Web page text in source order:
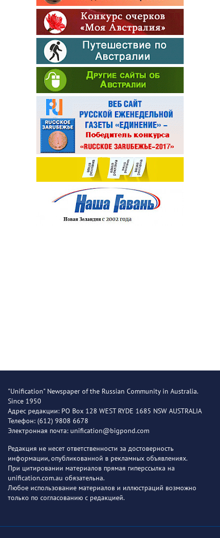
"Unification" Newspaper of the Russian Community in Australia.
Since 1950
Адрес редакции: PO Box 128 WEST RYDE 1685 NSW AUSTRALIA
Телефон: (612) 9808 6678
Электронная почта: unification@bigpond.com
Редакция не несет ответственности за достоверность
информации, опубликованной в рекламных объявлениях.
При цитировании материалов прямая гиперссылка на
unification.com.au обязательна.
Любое использование материалов и иллюстраций возможно
только по согласованию с редакцией.